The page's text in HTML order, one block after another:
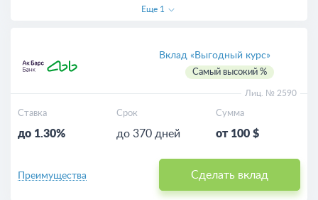
Еще 1
Вклад «Выгодный курс»
Самый высокий %
Лиц. № 2590
Ставка
до 1.30%
Срок
до 370 дней
Сумма
от 100 $
Сделать вклад
Преимущества